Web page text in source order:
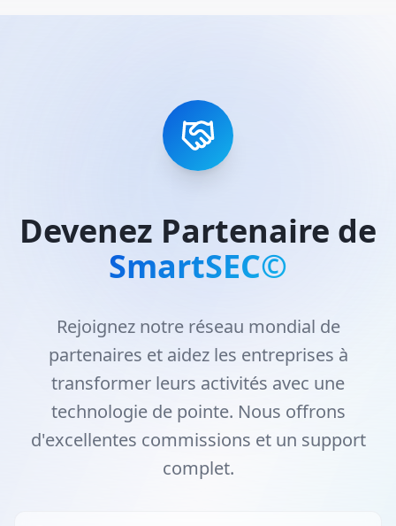
Devenez Partenaire de
SmartSEC©
Rejoignez notre réseau mondial de
partenaires et aidez les entreprises à
transformer leurs activités avec une
technologie de pointe. Nous offrons
d'excellentes commissions et un support
complet.